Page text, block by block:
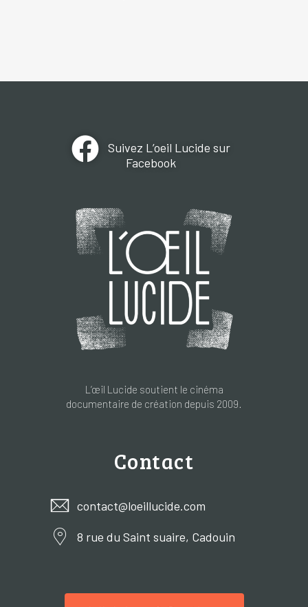
Suivez L’oeil Lucide sur
Facebook
L’œil Lucide soutient le cinéma
documentaire de création depuis 2009.
Contact
contact@loeillucide.com
8 rue du Saint suaire, Cadouin